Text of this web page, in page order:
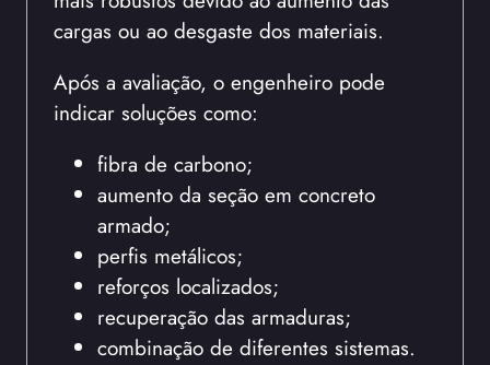
cargas ou ao desgaste dos materiais.
Após a avaliação, o engenheiro pode
indicar soluções como:
fibra de carbono;
aumento da seção em concreto
armado;
perfis metálicos;
reforços localizados;
recuperação das armaduras;
combinação de diferentes sistemas.